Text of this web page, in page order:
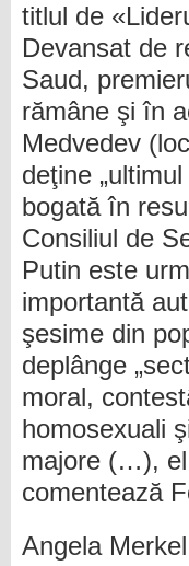
titlul de
Devansat de
Saud,
rămâne şi în
Medvedev
deţine
bogată în
Consiliul de
Putin este
importantă
şesime din
deplânge
moral,
homosexuali
majore (…), el
comentează
Angela